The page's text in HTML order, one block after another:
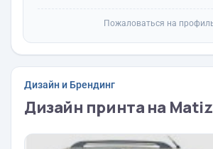
Пожаловаться на
Дизайн и Брендинг
Дизайн принта на Matiz